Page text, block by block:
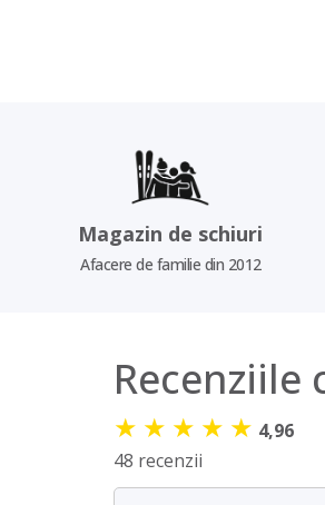
Magazin de schiuri
Afacere de familie din 2012
★ ★ ★ ★ ★ 4,96
48 recenzii